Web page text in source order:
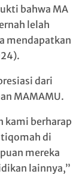
bahwa MA
lelah
mendapatkan
dari
MAMAMU.
kami berharap
di
mereka
lainnya,”